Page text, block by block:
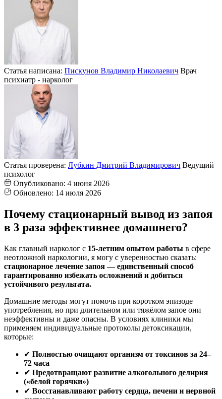
Статья написана: Пискунов Владимир Николаевич Врач
психиатр - нарколог
Статья проверена: Лубкин Дмитрий Владимирович Ведущий
психолог
Опубликовано: 4 июня 2026
Обновлено: 14 июля 2026
Почему стационарный вывод из запоя
в 3 раза эффективнее домашнего?
Как главный нарколог с 15-летним опытом работы в сфере
неотложной наркологии, я могу с уверенностью сказать:
стационарное лечение запоя — единственный способ
гарантированно избежать осложнений и добиться
устойчивого результата.
Домашние методы могут помочь при коротком эпизоде
употребления, но при длительном или тяжёлом запое они
неэффективны и даже опасны. В условиях клиники мы
применяем индивидуальные протоколы детоксикации,
которые:
✔ Полностью очищают организм от токсинов за 24–
72 часа
✔ Предотвращают развитие алкогольного делирия
(«белой горячки»)
✔ Восстанавливают работу сердца, печени и нервной